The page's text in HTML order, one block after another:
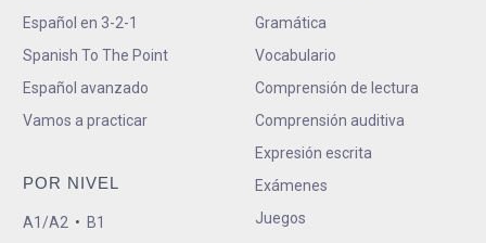
Español en 3-2-1
Spanish To The Point
Español avanzado
Vamos a practicar
POR NIVEL
A1/A2 • B1
Gramática
Vocabulario
Comprensión de lectura
Comprensión auditiva
Expresión escrita
Exámenes
Juegos